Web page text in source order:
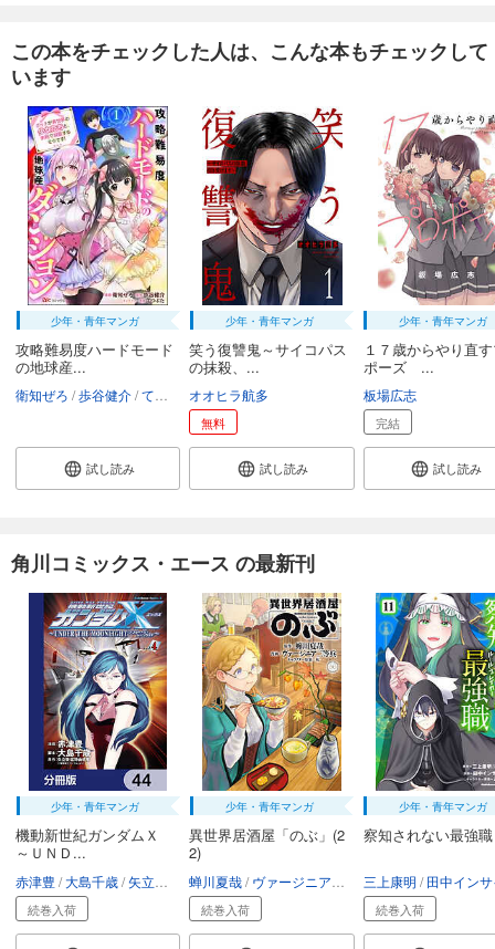
この本をチェックした人は、こんな本もチェックして
います
少年・青年マンガ
攻略難易度ハードモード
の地球産...
衛知ぜろ 歩谷健介 てつぶた
試し読み
少年・青年マンガ
笑う復讐鬼～サイコパス
の抹殺、...
オオヒラ航多
無料
試し読み
少年・青年マンガ
１７歳からやり直
ポーズ ...
板場広志
完結
試し読み
角川コミックス・エース の最新刊
少年・青年マンガ
機動新世紀ガンダムＸ
～ＵＮＤ...
赤津豊 大島千歳 矢立肇・富野由悠季
続巻入荷
少年・青年マンガ
異世界居酒屋「のぶ」(2
2)
蝉川夏哉 ヴァージニア二等兵 転
続巻入荷
少年・青年マンガ
察知されない最強
三上康明 田中インサイ
続巻入荷